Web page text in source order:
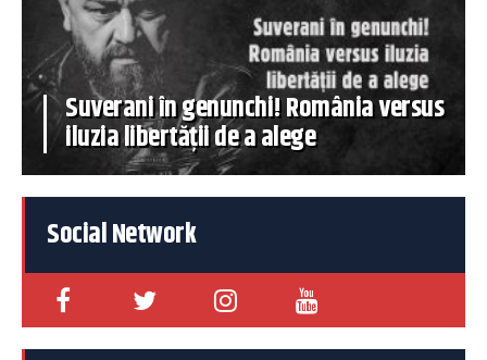
Suverani în genunchi! România versus
iluzia libertății de a alege
Social Network